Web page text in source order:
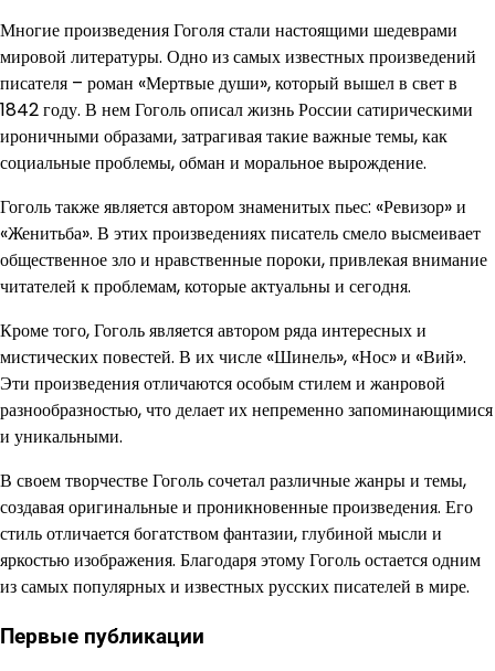
Многие произведения Гоголя стали настоящими шедеврами
мировой литературы. Одно из самых известных произведений
писателя – роман «Мертвые души», который вышел в свет в
1842 году. В нем Гоголь описал жизнь России сатирическими
ироничными образами, затрагивая такие важные темы, как
социальные проблемы, обман и моральное вырождение.
Гоголь также является автором знаменитых пьес: «Ревизор» и
«Женитьба». В этих произведениях писатель смело высмеивает
общественное зло и нравственные пороки, привлекая внимание
читателей к проблемам, которые актуальны и сегодня.
Кроме того, Гоголь является автором ряда интересных и
мистических повестей. В их числе «Шинель», «Нос» и «Вий».
Эти произведения отличаются особым стилем и жанровой
разнообразностью, что делает их непременно запоминающимися
и уникальными.
В своем творчестве Гоголь сочетал различные жанры и темы,
создавая оригинальные и проникновенные произведения. Его
стиль отличается богатством фантазии, глубиной мысли и
яркостью изображения. Благодаря этому Гоголь остается одним
из самых популярных и известных русских писателей в мире.
Первые публикации